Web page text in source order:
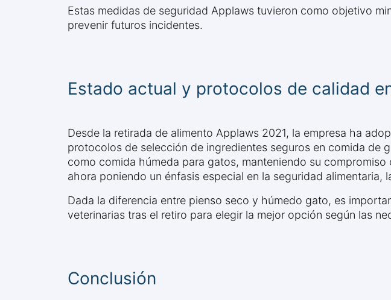
Estas medidas de seguridad Applaws tuvieron como objetivo
prevenir futuros incidentes.
Estado actual y protocolos de calidad
Desde la retirada de alimento Applaws 2021, la empresa ha
protocolos de selección de ingredientes seguros en comida de
como comida húmeda para gatos, manteniendo su
ahora poniendo un énfasis especial en la seguridad
Dada la diferencia entre pienso seco y húmedo gato, es
veterinarias tras el retiro para elegir la mejor opción según las
Conclusión